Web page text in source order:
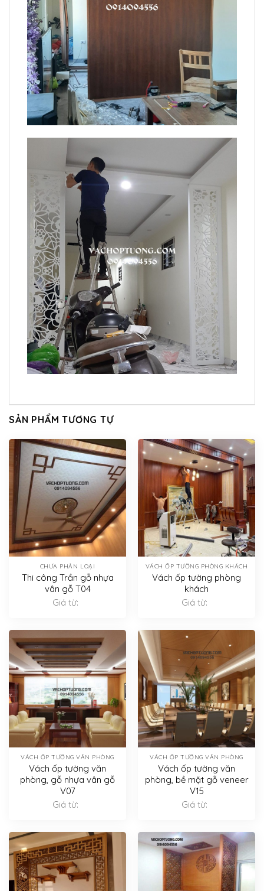
SẢN PHẨM TƯƠNG TỰ
CHƯA PHÂN LOẠI
Thi công Trần gỗ nhựa
vân gỗ T04
Giá từ:
VÁCH ỐP TƯỜNG PHÒNG KHÁCH
Vách ốp tường phòng
khách
Giá từ:
VÁCH ỐP TƯỜNG VĂN PHÒNG
Vách ốp tường văn
phòng, gỗ nhựa vân gỗ
V07
Giá từ:
VÁCH ỐP TƯỜNG VĂN PHÒNG
Vách ốp tường văn
phòng, bề mặt gỗ veneer
V15
Giá từ: